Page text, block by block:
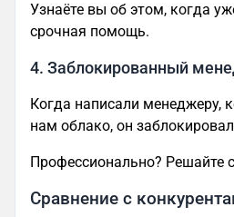
Узнаёте вы об этом, когда
срочная помощь.
4. Заблокированный
Когда написали менеджеру,
нам облако, он
Профессионально? Решайте
Сравнение с